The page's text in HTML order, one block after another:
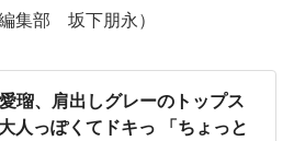
集部 坂下朋永）
瑠、肩出しグレーのトップス
人っぽくてドキっ 「ちょっと